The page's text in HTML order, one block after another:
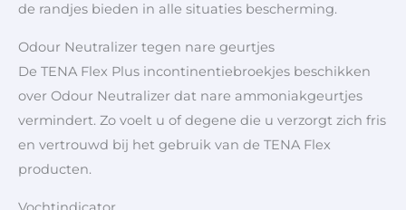
de randjes bieden in alle situaties bescherming.
Odour Neutralizer tegen nare geurtjes
De TENA Flex Plus incontinentiebroekjes beschikken
over Odour Neutralizer dat nare ammoniakgeurtjes
vermindert. Zo voelt u of degene die u verzorgt zich fris
en vertrouwd bij het gebruik van de TENA Flex
producten.